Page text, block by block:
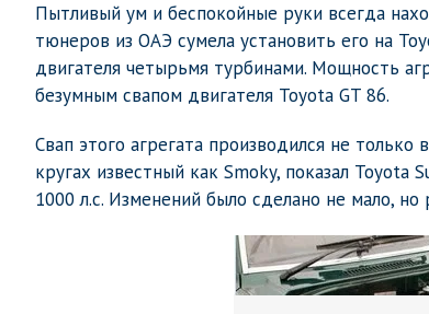
Пытливый ум и беспокойные руки всегда
тюнеров из ОАЭ сумела установить его на
двигателя четырьмя турбинами. Мощность
безумным свапом двигателя Toyota GT 86.
Свап этого агрегата производился не
кругах известный как Smoky, показал Toyota
1000 л.с. Изменений было сделано не мало, но